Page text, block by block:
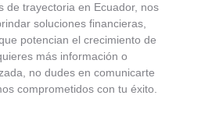
de trayectoria en Ecuador, nos
soluciones financieras,
potencian el crecimiento de
más información o
no dudes en comunicarte
comprometidos con tu éxito.